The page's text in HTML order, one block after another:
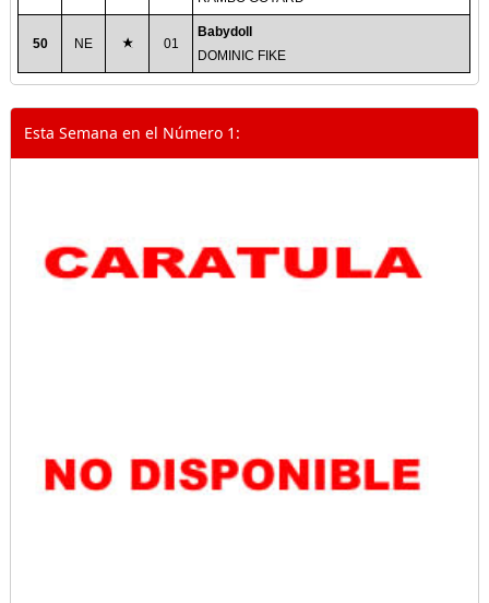
50 NE 01
Babydoll
DOMINIC FIKE
Esta Semana en el Número 1: